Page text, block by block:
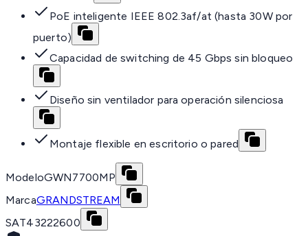
PoE inteligente IEEE 802.3af/at (hasta 30W por
puerto)
Capacidad de switching de 45 Gbps sin bloqueo
Diseño sin ventilador para operación silenciosa
Montaje flexible en escritorio o pared
ModeloGWN7700MP
MarcaGRANDSTREAM
SAT43222600